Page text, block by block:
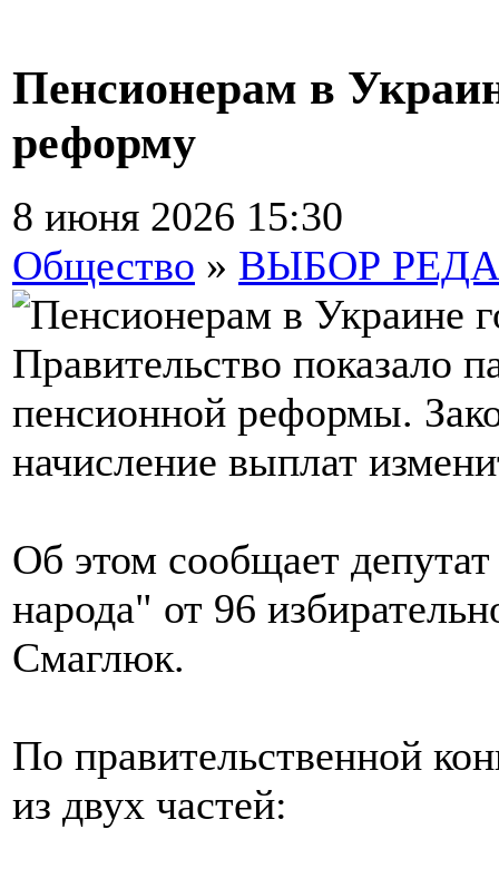
Пенсионерам в
реформу
8 июня 2026 15:30
Общество » ВЫБОР
Правительство показало
пенсионной реформы.
начисление выплат
Об этом сообщает
народа" от 96
Смаглюк.
По правительственной
из двух частей: